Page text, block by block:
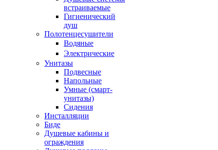
встраиваемые
Гигиенический
душ
Полотенцесушители
ㅤВодяные
ㅤЭлектрические
Унитазы
Подвесные
Напольные
Умные (смарт-
унитазы)
Сидения
Инсталляции
Биде
Душевые кабины и
ограждения